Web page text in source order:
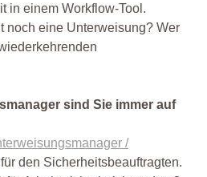
in einem Workflow-Tool.
noch eine Unterweisung? Wer
sind Sie immer auf
/
für den Sicherheitsbeauftragten.